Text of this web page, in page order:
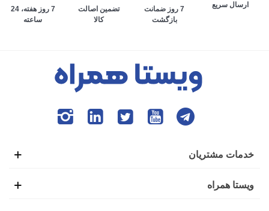
ارسال سریع
7 روز ضمانت
بازگشت
تضمین اصالت
کالا
7 روز هفته، 24
ساعته
خدمات مشتریان
ویستا همراه